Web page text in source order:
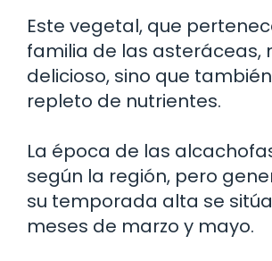
Este vegetal, que
familia de las asteráceas,
delicioso, sino que
repleto de nutrientes.
La época de las
según la región, pero
su temporada alta se
meses de marzo y mayo.